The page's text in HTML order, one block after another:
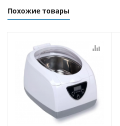
Похожие товары